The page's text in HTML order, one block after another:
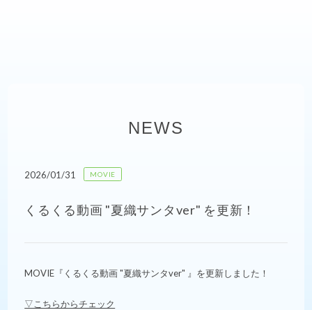
NEWS
2026/01/31 MOVIE
くるくる動画 "夏織サンタver" を更新！
MOVIE『くるくる動画 "夏織サンタver" 』を更新しました！
▽こちらからチェック